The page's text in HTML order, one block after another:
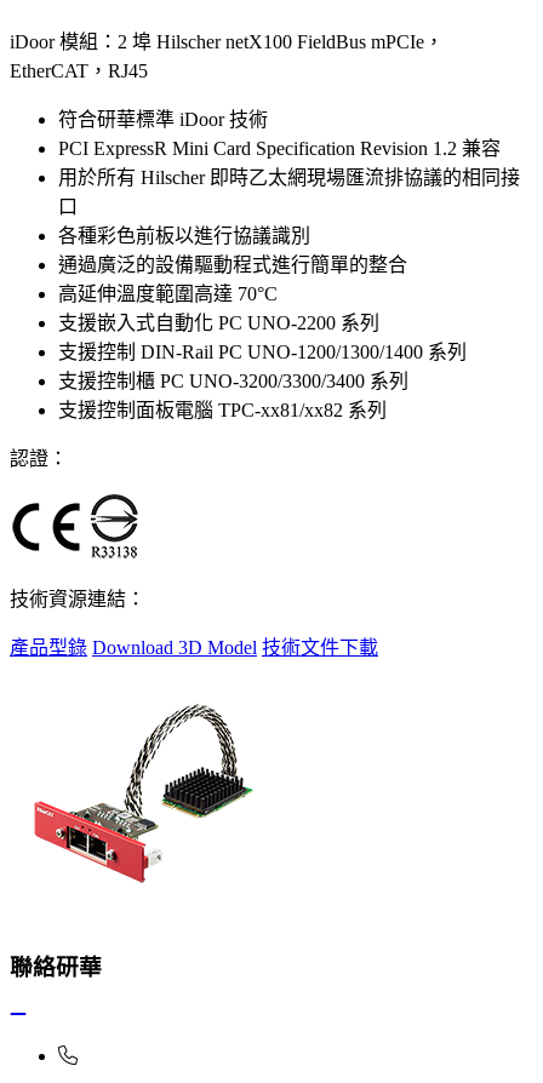
iDoor 模組：2 埠 Hilscher netX100 FieldBus mPCIe，
EtherCAT，RJ45
符合研華標準 iDoor 技術
PCI ExpressR Mini Card Specification Revision 1.2 兼容
用於所有 Hilscher 即時乙太網現場匯流排協議的相同接
口
各種彩色前板以進行協議識別
通過廣泛的設備驅動程式進行簡單的整合
高延伸溫度範圍高達 70°C
支援嵌入式自動化 PC UNO-2200 系列
支援控制 DIN-Rail PC UNO-1200/1300/1400 系列
支援控制櫃 PC UNO-3200/3300/3400 系列
支援控制面板電腦 TPC-xx81/xx82 系列
認證：
技術資源連結：
產品型錄 Download 3D Model 技術文件下載
聯絡研華